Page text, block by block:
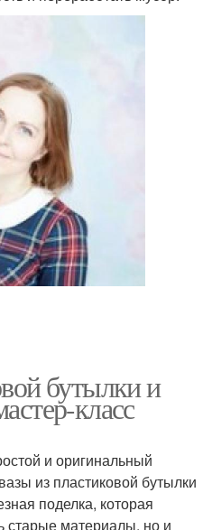
бутылки и
класс
и оригинальный
из пластиковой бутылки
поделка, которая
старые материалы, но и